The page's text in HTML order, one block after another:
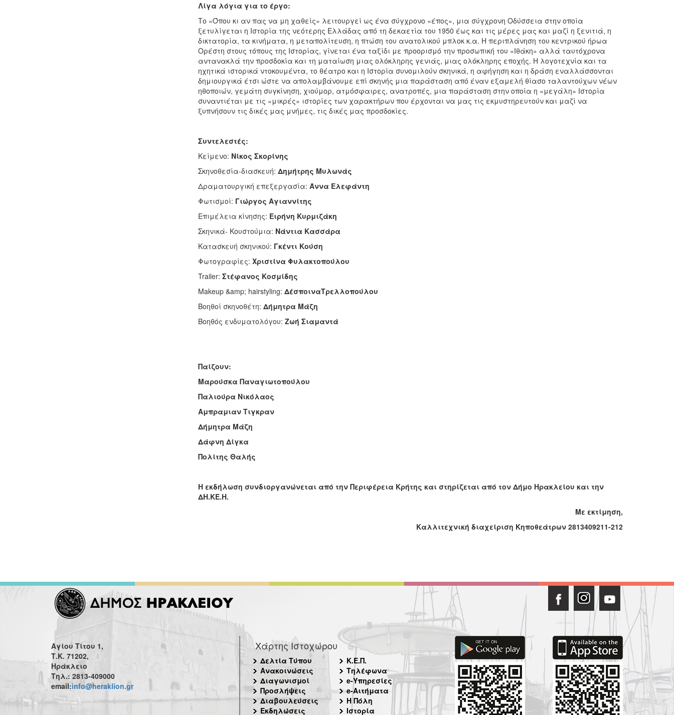
Λίγα λόγια για το έργο:
Το «Όπου κι αν πας να μη χαθείς» λειτουργεί ως ένα σύγχρονο «έπος», μια σύγχρονη Οδύσσεια στην οποία
ξετυλίγεται η Ιστορία της νεότερης Ελλάδας από τη δεκαετία του 1950 έως και τις μέρες μας και μαζί η ξενιτιά, η
δικτατορία, τα κινήματα, η μεταπολίτευση, η πτώση του ανατολικού μπλοκ κ.α. Η περιπλάνηση του κεντρικού ήρωα
Ορέστη στους τόπους της Ιστορίας, γίνεται ένα ταξίδι με προορισμό την προσωπική του «Ιθάκη» αλλά ταυτόχρονα
αντανακλά την προσδοκία και τη ματαίωση μιας ολόκληρης γενιάς, μιας ολόκληρης εποχής. Η λογοτεχνία και τα
ηχητικά ιστορικά ντοκουμέντα, το θέατρο και η Ιστορία συνομιλούν σκηνικά, η αφήγηση και η δράση εναλλάσσονται
δημιουργικά έτσι ώστε να απολαμβάνουμε επί σκηνής μια παράσταση από έναν εξαμελή θίασο ταλαντούχων νέων
ηθοποιών, γεμάτη συγκίνηση, χιούμορ, ατμόσφαιρες, ανατροπές, μια παράσταση στην οποία η «μεγάλη» Ιστορία
συναντιέται με τις «μικρές» ιστορίες των χαρακτήρων που έρχονται να μας τις εκμυστηρευτούν και μαζί να
ξυπνήσουν τις δικές μας μνήμες, τις δικές μας προσδοκίες.
Συντελεστές:
Κείμενο: Νίκος Σκορίνης
Σκηνοθεσία-διασκευή: Δημήτρης Μυλωνάς
Δραματουργική επεξεργασία: Άννα Ελεφάντη
Φωτισμοί: Γιώργος Αγιαννίτης
Επιμέλεια κίνησης: Ειρήνη Κυρμιζάκη
Σκηνικά- Κουστούμια: Νάντια Κασσάρα
Κατασκευή σκηνικού: Γκέντι Κούση
Φωτογραφίες: Χριστίνα Φυλακτοπούλου
Trailer: Στέφανος Κοσμίδης
Makeup &amp; hairstyling: ΔέσποιναΤρελλοπούλου
Βοηθοί σκηνοθέτη: Δήμητρα Μάζη
Βοηθός ενδυματολόγου: Ζωή Σιαμαντά
Παίζουν:
Μαρούσκα Παναγιωτοπούλου
Παλιούρα Νικόλαος
Αμπραμιαν Τιγκραν
Δήμητρα Μάζη
Δάφνη Δίγκα
Πολίτης Θαλής
Η εκδήλωση συνδιοργανώνεται από την Περιφέρεια Κρήτης και στηρίζεται από τον Δήμο Ηρακλείου και την
ΔΗ.ΚΕ.Η.
Με εκτίμηση,
Καλλιτεχνική διαχείριση Κηποθεάτρων 2813409211-212
Αγίου Τίτου 1,
Τ.Κ. 71202,
Ηράκλειο
Τηλ.: 2813-409000
email:info@heraklion.gr
Χάρτης Ιστοχώρου
Δελτία Τύπου
Ανακοινώσεις
Διαγωνισμοί
Προσλήψεις
Διαβουλεύσεις
Εκδηλώσεις
Κ.Ε.Π.
Τηλέφωνα
e-Υπηρεσίες
e-Αιτήματα
Η Πόλη
Ιστορία